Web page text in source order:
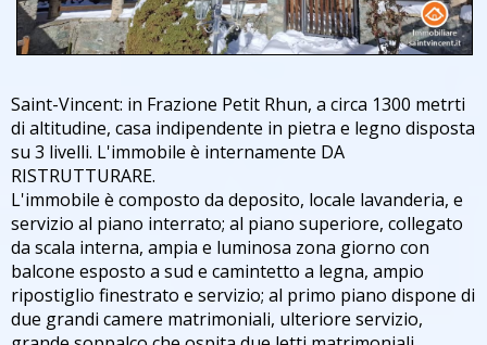
Saint-Vincent: in Frazione Petit Rhun, a circa 1300 metrti
di altitudine, casa indipendente in pietra e legno disposta
su 3 livelli. L'immobile è internamente DA
RISTRUTTURARE.
L'immobile è composto da deposito, locale lavanderia, e
servizio al piano interrato; al piano superiore, collegato
da scala interna, ampia e luminosa zona giorno con
balcone esposto a sud e camintetto a legna, ampio
ripostiglio finestrato e servizio; al primo piano dispone di
due grandi camere matrimoniali, ulteriore servizio,